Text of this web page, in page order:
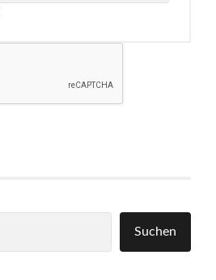
Suchen